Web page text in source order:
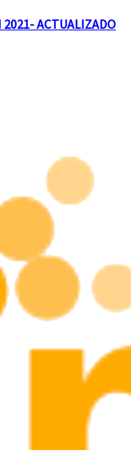
2021- ACTUALIZADO